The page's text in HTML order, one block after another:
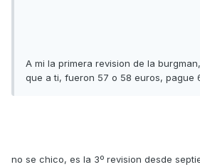
A mi la primera revision de la
que a ti, fueron 57 o 58 euros, pague
no se chico, es la 3º revision desde